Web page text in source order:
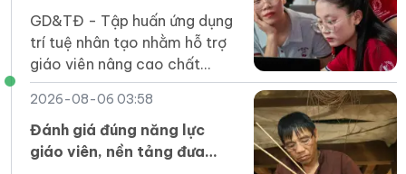
các công cụ AI
GD&TĐ - Tập huấn ứng dụng
trí tuệ nhân tạo nhằm hỗ trợ
giáo viên nâng cao chất
lượng dạy học.
2026-08-06 03:58
Đánh giá đúng năng lực
giáo viên, nền tảng đưa